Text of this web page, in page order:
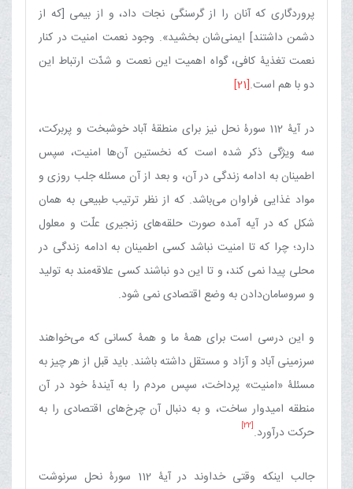
پروردگاری که آنان را از گرسنگی نجات داد، و از بیمی [که از
دشمن داشتند] ایمنی‌شان بخشید». وجود نعمت امنیت در کنار
نعمت تغذیۀ کافی، گواه اهمیت این نعمت و شدّت ارتباط این
دو با هم است.[21]
در آیۀ 112 سورۀ نحل نیز برای منطقۀ آباد خوشبخت و پربرکت،
سه ویژگی ذکر شده است که نخستین آن‌ها امنیت، سپس
اطمینان به ادامه زندگی در آن، و بعد از آن مسئله جلب روزی و
مواد غذایی فراوان می‌باشد. که از نظر ترتیب طبیعی به همان
شکل که در آیه آمده صورت حلقه‌های زنجیری علّت و معلول
دارد؛ چرا که تا امنیت نباشد کسی اطمینان به ادامه زندگی در
محلی پیدا نمی کند، و تا این دو نباشند کسی علاقه‌مند به تولید
و سروسامان‌دادن به وضع اقتصادی نمی شود.
و این درسی است برای همۀ ما و همۀ کسانی که می‌خواهند
سرزمینی آباد و آزاد و مستقل داشته باشند. باید قبل از هر چیز به
مسئلۀ «امنیت» پرداخت، سپس مردم را به آیندۀ خود در آن
منطقه امیدوار ساخت، و به دنبال آن چرخ‌های اقتصادی را به
حرکت درآورد.[22]
جالب اینکه وقتی خداوند در آیۀ 112 سورۀ نحل سرنوشت